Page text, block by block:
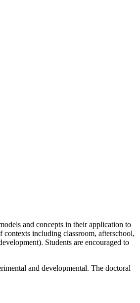
and concepts in their application to
including classroom, afterschool,
Students are encouraged to
and developmental. The doctoral